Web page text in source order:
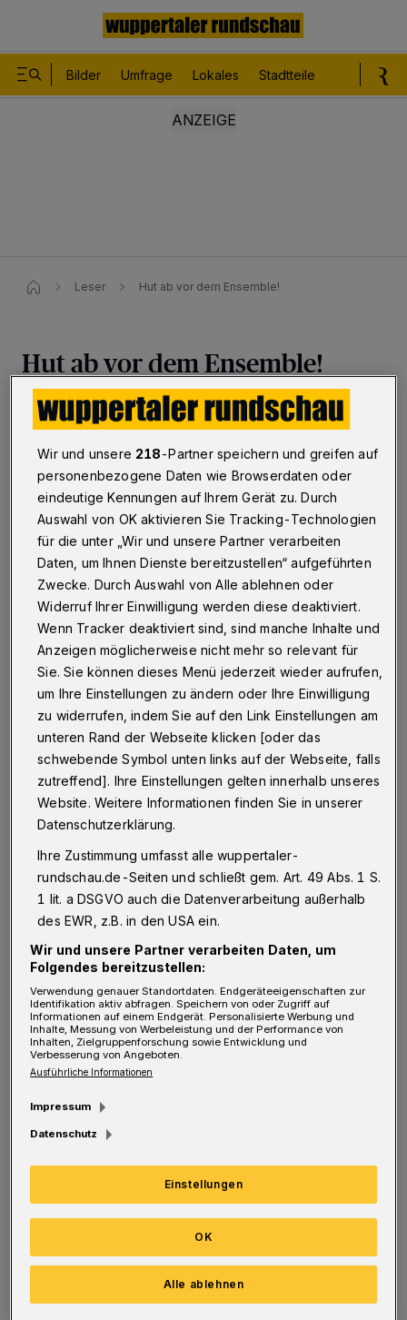
Bilder Umfrage Lokales Stadtteile
Leser Hut ab vor dem Ensemble!
Hut ab vor dem Ensemble!
Betr.: persönliche Erklärung von Adolphe Binder,
Rundschau vom 1. Februar
07.02.2020 , 12:28 Uhr Eine Minute Lesezeit
F rau Binders fristlose Kündigung war
nicht rechtens. Das verantworten
ausschließlich Kulturdezernent Nocke und
Personalverantwortlicher Slawig sowie das
Rechtsamt.
Dies kostet uns alle sehr viel Geld, das ich
lieber im Kulturetat für Lohnsteigerungen im
Schauspiel und Oper aufgehoben sehen würde.
Das ist aber nur die eine Seite. Die andere ist,
dass dem ein lang schwelender Konflikt
vorausging. Den gibt es nur, wennPersonen in
Streit geraten und ohne Frau Binder, mit ihren
Interessen, ihrer Rolle und Persönlichkeit ist
dieser sicher auch nicht zu verstehen. Von
Sie möchte Schaden vom künstlerischen Erbe
Selbsteinschätzung an dieser Stelle. Und dann
gleich ein Seitenhieb auf die alten und neuen
Verantwortlichen, die sie bei ihrer
Wir und unsere 218-Partner speichern und greifen auf
personenbezogene Daten wie Browserdaten oder
eindeutige Kennungen auf Ihrem Gerät zu. Durch
Auswahl von OK aktivieren Sie Tracking-Technologien
für die unter „Wir und unsere Partner verarbeiten
Daten, um Ihnen Dienste bereitzustellen“ aufgeführten
Zwecke. Durch Auswahl von Alle ablehnen oder
Widerruf Ihrer Einwilligung werden diese deaktiviert.
Wenn Tracker deaktiviert sind, sind manche Inhalte und
Anzeigen möglicherweise nicht mehr so relevant für
Sie. Sie können dieses Menü jederzeit wieder aufrufen,
um Ihre Einstellungen zu ändern oder Ihre Einwilligung
zu widerrufen, indem Sie auf den Link Einstellungen am
unteren Rand der Webseite klicken [oder das
schwebende Symbol unten links auf der Webseite, falls
zutreffend]. Ihre Einstellungen gelten innerhalb unseres
Website. Weitere Informationen finden Sie in unserer
Datenschutzerklärung.
Ihre Zustimmung umfasst alle wuppertaler-
rundschau.de-Seiten und schließt gem. Art. 49 Abs. 1 S.
1 lit. a DSGVO auch die Datenverarbeitung außerhalb
des EWR, z.B. in den USA ein.
Wir und unsere Partner verarbeiten Daten, um
Folgendes bereitzustellen:
Verwendung genauer Standortdaten. Endgeräteeigenschaften zur
Identifikation aktiv abfragen. Speichern von oder Zugriff auf
Informationen auf einem Endgerät. Personalisierte Werbung und
Inhalte, Messung von Werbeleistung und der Performance von
Inhalten, Zielgruppenforschung sowie Entwicklung und
Verbesserung von Angeboten.
Ausführliche Informationen
Impressum
Datenschutz
Einstellungen
Alle ablehnen
OK